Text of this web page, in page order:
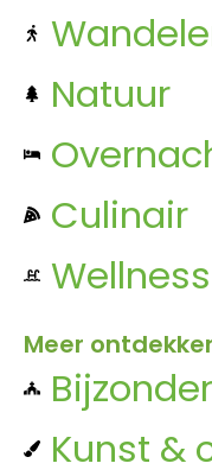
Natuur
Culinair
Wellness
Meer
Kunst &